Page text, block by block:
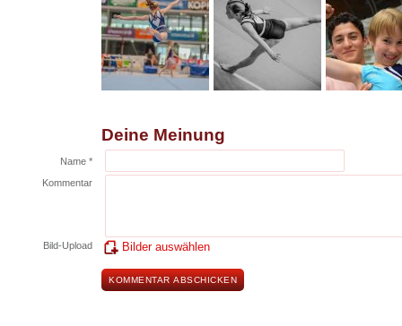
Deine Meinung
Name *
Kommentar
Bild-Upload Bilder auswählen